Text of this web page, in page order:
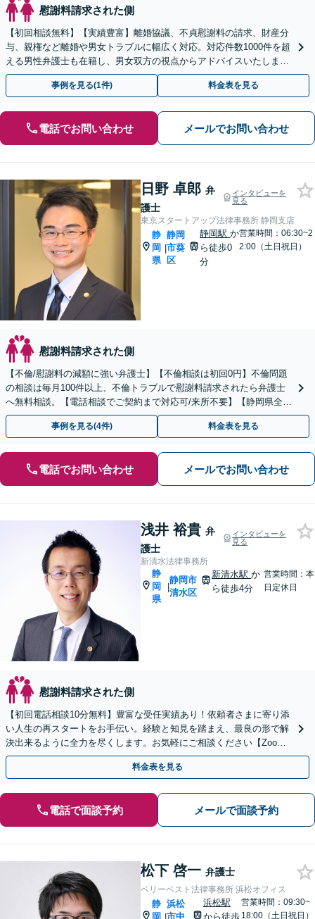
慰謝料請求された側
【初回相談無料】【実績豊富】離婚協議、不貞慰謝料の請求、財産分
与、親権など離婚や男女トラブルに幅広く対応。対応件数1000件を超
える男性弁護士も在籍し、男女双方の視点からアドバイスいたします
【新静岡駅直結】【子連れ相談OK】
事例を見る(1件) 料金表を見る
電話でお問い合わせ メールでお問い合わせ
日野 卓郎 弁
護士
インタビューを
見る
東京スタートアップ法律事務所 静岡支店
静
岡
県
|
静岡
市葵
区
静岡駅か
ら徒歩0
分
営業時間：06:30~2
2:00（土日祝日）
慰謝料請求された側
【不倫/慰謝料の減額に強い弁護士】【不倫相談は初回0円】不倫問題
の相談は毎月100件以上、不倫トラブルで慰謝料請求されたら弁護士
へ無料相談。【電話相談でご契約まで対応可/来所不要】【静岡県全域
対応】
事例を見る(4件) 料金表を見る
電話でお問い合わせ メールでお問い合わせ
浅井 裕貴 弁
護士
インタビューを
見る
新清水法律事務所
静
岡
県
|
静岡市
清水区
新清水駅か
ら徒歩4分
営業時間：本
日定休日
慰謝料請求された側
【初回電話相談10分無料】豊富な受任実績あり！依頼者さまに寄り添
い人生の再スタートをお手伝い。経験と知見を踏まえ、最良の形で解
決出来るように全力を尽くします。お気軽にご相談ください【Zoom
相談可】【全国対応可】【新清水駅5分】
料金表を見る
電話で面談予約 メールで面談予約
松下 啓一 弁護士
ベリーベスト法律事務所 浜松オフィス
静
岡 |
浜松
市中
浜松駅
から徒歩
営業時間：09:30~
18:00（土日祝日）